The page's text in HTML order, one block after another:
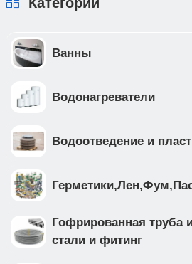
Категории
Ванны
Водонагреватели
Водоотведение и
Гофрированная труба
стали и фитинг